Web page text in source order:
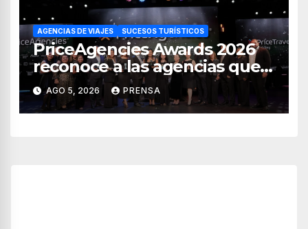
AGENCIAS DE VIAJES SUCESOS TURÍSTICOS
PriceAgencies Awards 2026
reconoce a las agencias que
impulsan el crecimiento del
turismo en México
AGO 5, 2026 PRENSA